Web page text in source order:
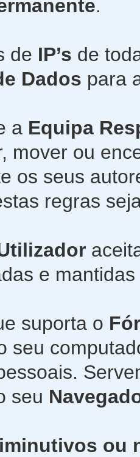
.
de IP’s de
Dados para
a Equipa
mover ou
os seus
regras
e
suporta o
seu
seu
ou